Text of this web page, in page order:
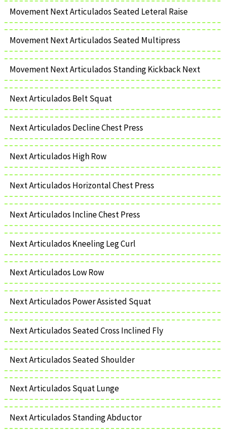
Movement Next Articulados Seated Leteral Raise
Movement Next Articulados Seated Multipress
Movement Next Articulados Standing Kickback Next
Next Articulados Belt Squat
Next Articulados Decline Chest Press
Next Articulados High Row
Next Articulados Horizontal Chest Press
Next Articulados Incline Chest Press
Next Articulados Kneeling Leg Curl
Next Articulados Low Row
Next Articulados Power Assisted Squat
Next Articulados Seated Cross Inclined Fly
Next Articulados Seated Shoulder
Next Articulados Squat Lunge
Next Articulados Standing Abductor